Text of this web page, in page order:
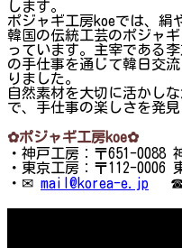
します。
ポジャギ工房koeでは、絹
韓国の伝統工芸のポジャ
っています。主宰である
の手仕事を通じて韓日交
りました。
自然素材を大切に活かし
で、手仕事の楽しさを発
✿ポジャギ工房koe✿
・神戸工房：〒651-0088
・東京工房：〒112-0006
・✉ mail@korea-e.jp ☎